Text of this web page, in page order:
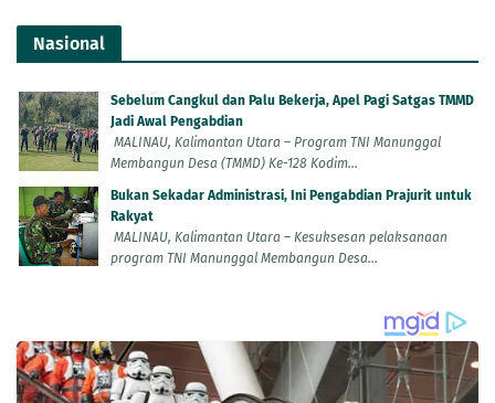
Nasional
Sebelum Cangkul dan Palu Bekerja, Apel Pagi Satgas TMMD
Jadi Awal Pengabdian
MALINAU, Kalimantan Utara – Program TNI Manunggal
Membangun Desa (TMMD) Ke-128 Kodim...
Bukan Sekadar Administrasi, Ini Pengabdian Prajurit untuk
Rakyat
MALINAU, Kalimantan Utara – Kesuksesan pelaksanaan
program TNI Manunggal Membangun Desa...